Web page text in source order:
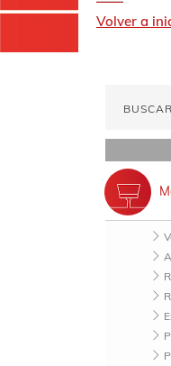
Volver a